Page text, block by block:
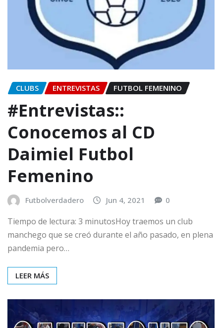
CLUBS ENTREVISTAS FUTBOL FEMENINO
#Entrevistas::
Conocemos al CD
Daimiel Futbol
Femenino
Futbolverdadero Jun 4, 2021 0
Tiempo de lectura: 3 minutosHoy traemos un club
manchego que se creó durante el año pasado, en plena
pandemia pero…
LEER MÁS